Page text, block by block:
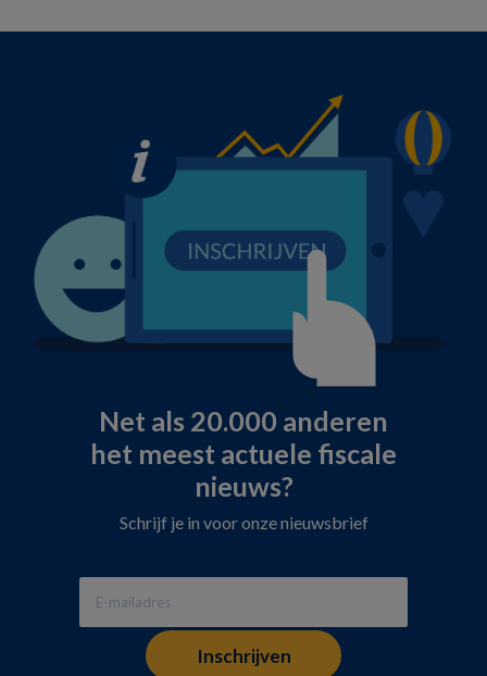
Net als 20.000 anderen
het meest actuele fiscale
nieuws?
Schrijf je in voor onze nieuwsbrief